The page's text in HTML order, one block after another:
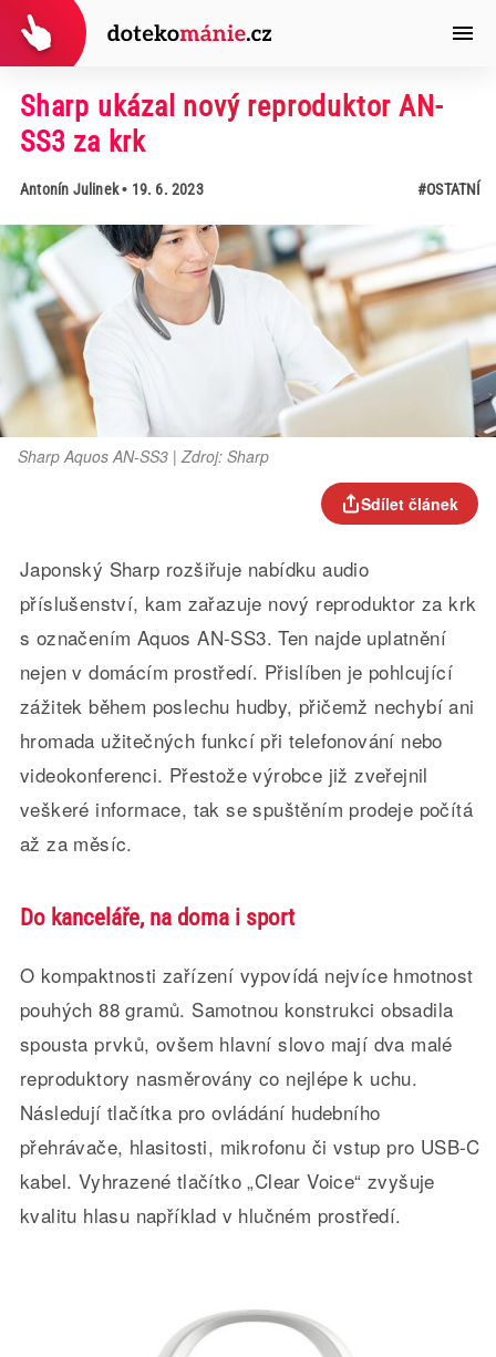
Sharp ukázal nový reproduktor AN-
SS3 za krk
Antonín Julinek• 19. 6. 2023 #OSTATNÍ
Sharp Aquos AN-SS3 | Zdroj: Sharp
Sdílet článek
Japonský Sharp rozšiřuje nabídku audio
příslušenství, kam zařazuje nový reproduktor za krk
s označením Aquos AN-SS3. Ten najde uplatnění
nejen v domácím prostředí. Přislíben je pohlcující
zážitek během poslechu hudby, přičemž nechybí ani
hromada užitečných funkcí při telefonování nebo
videokonferenci. Přestože výrobce již zveřejnil
veškeré informace, tak se spuštěním prodeje počítá
až za měsíc.
Do kanceláře, na doma i sport
O kompaktnosti zařízení vypovídá nejvíce hmotnost
pouhých 88 gramů. Samotnou konstrukci obsadila
spousta prvků, ovšem hlavní slovo mají dva malé
reproduktory nasměrovány co nejlépe k uchu.
Následují tlačítka pro ovládání hudebního
přehrávače, hlasitosti, mikrofonu či vstup pro USB-C
kabel. Vyhrazené tlačítko „Clear Voice“ zvyšuje
kvalitu hlasu například v hlučném prostředí.